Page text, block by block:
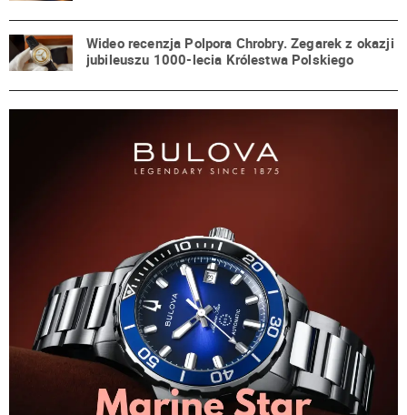
Wideo recenzja Polpora Chrobry. Zegarek z okazji
jubileuszu 1000-lecia Królestwa Polskiego